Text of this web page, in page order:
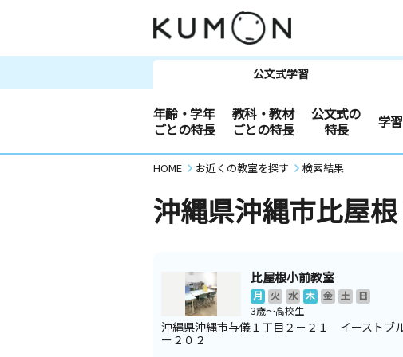
公文式学習
年齢・学年
ごとの特長
教科・教材
ごとの特長
公文式の
特長
学
HOME お近くの教室を探す 検索結果
沖縄県沖縄市比屋
比屋根小前教室
月 火 水 木 金 土
日
3歳～高校生
沖縄県沖縄市与儀１丁目２－２１ イーストブ
ー２０２